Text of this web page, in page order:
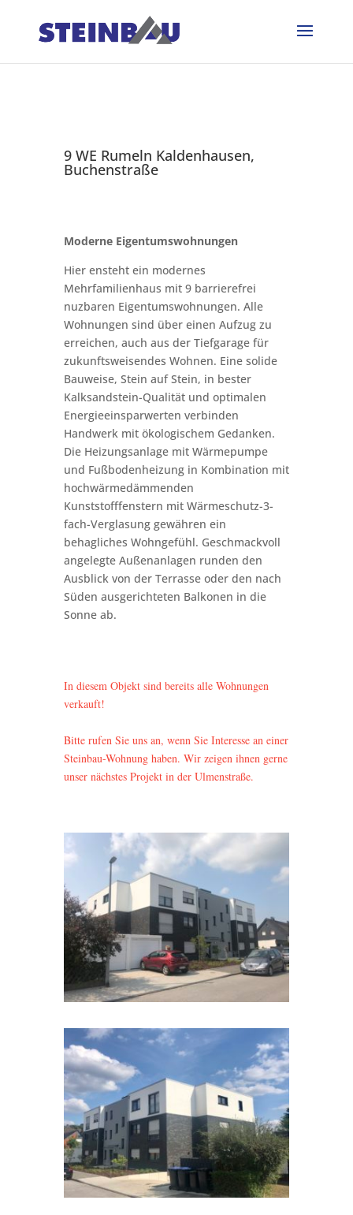
9 WE Rumeln Kaldenhausen,
Buchenstraße
Moderne Eigentumswohnungen
Hier ensteht ein modernes
Mehrfamilienhaus mit 9 barrierefrei
nuzbaren Eigentumswohnungen. Alle
Wohnungen sind über einen Aufzug zu
erreichen, auch aus der Tiefgarage für
zukunftsweisendes Wohnen. Eine solide
Bauweise, Stein auf Stein, in bester
Kalksandstein-Qualität und optimalen
Energieeinsparwerten verbinden
Handwerk mit ökologischem Gedanken.
Die Heizungsanlage mit Wärmepumpe
und Fußbodenheizung in Kombination mit
hochwärmedämmenden
Kunststofffenstern mit Wärmeschutz-3-
fach-Verglasung gewähren ein
behagliches Wohngefühl. Geschmackvoll
angelegte Außenanlagen runden den
Ausblick von der Terrasse oder den nach
Süden ausgerichteten Balkonen in die
Sonne ab.
In diesem Objekt sind bereits alle Wohnungen
verkauft!
Bitte rufen Sie uns an, wenn Sie Interesse an einer
Steinbau-Wohnung haben. Wir zeigen ihnen gerne
unser nächstes Projekt in der Ulmenstraße.